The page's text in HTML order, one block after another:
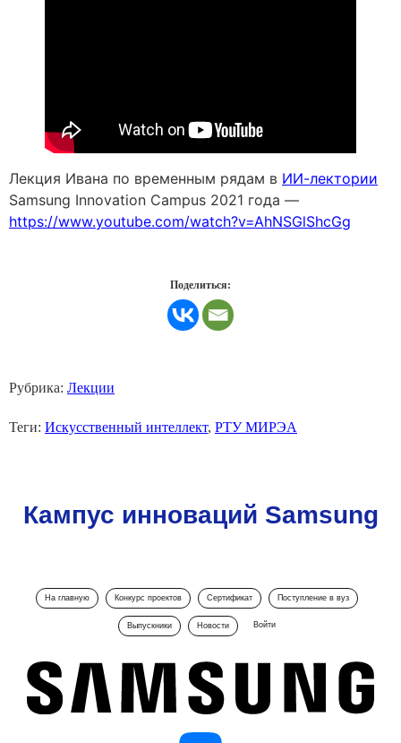
Лекция Ивана по временным рядам в ИИ-лектории
Samsung Innovation Campus 2021 года —
https://www.youtube.com/watch?v=AhNSGlShcGg
Поделиться:
Рубрика: Лекции
Теги: Искусственный интеллект, РТУ МИРЭА
Кампус инноваций Samsung
На главную Конкурс проектов Сертификат Поступление в вуз
Выпускники Новости Войти